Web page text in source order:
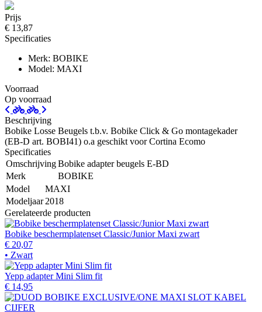
Prijs
€ 13,87
Specificaties
Merk: BOBIKE
Model: MAXI
Voorraad
Op voorraad
Beschrijving
Bobike Losse Beugels t.b.v. Bobike Click & Go montagekader
(EB-D art. BOBI41) o.a geschikt voor Cortina Ecomo
Specificaties
OmschrijvingBobike adapter beugels E-BD
Merk
BOBIKE
Model
MAXI
Modeljaar 2018
Gerelateerde producten
Bobike beschermplatenset Classic/Junior Maxi zwart
€ 20,07
• Zwart
Yepp adapter Mini Slim fit
€ 14,95